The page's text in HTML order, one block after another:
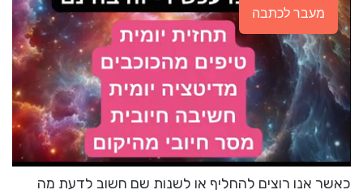
מעבר לכתבה
כאשר אנו רוצים להחליף או לשנות שם חשוב לדעת מה